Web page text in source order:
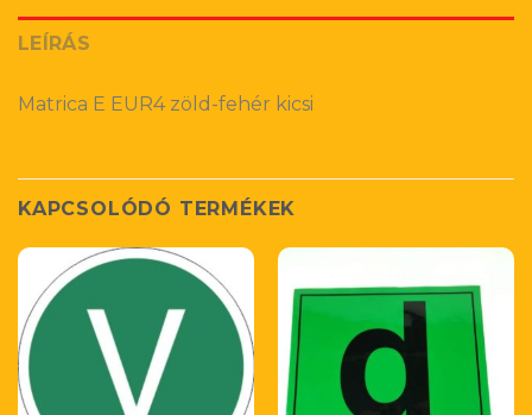
LEÍRÁS
Matrica E EUR4 zöld-fehér kicsi
KAPCSOLÓDÓ TERMÉKEK